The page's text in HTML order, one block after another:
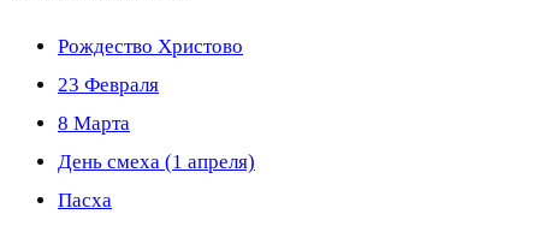
Рождество Христово
23 Февраля
8 Марта
День смеха (1 апреля)
Пасха